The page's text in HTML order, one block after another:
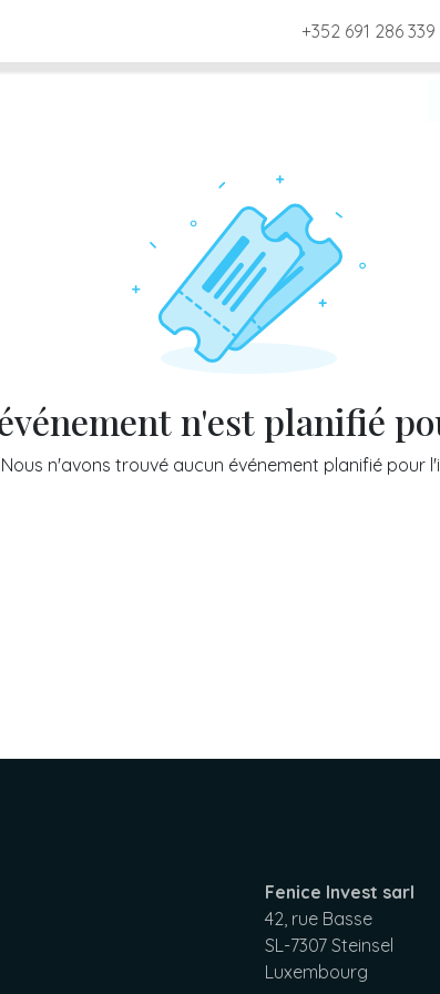
Contactez-nous Rendez-vous
+352 691 286 339
n'est planifié
Nous n'avons trouvé aucun événement planifié pour
Fenice Invest sarl
42, rue Basse
SL-7307 Steinsel
Luxembourg